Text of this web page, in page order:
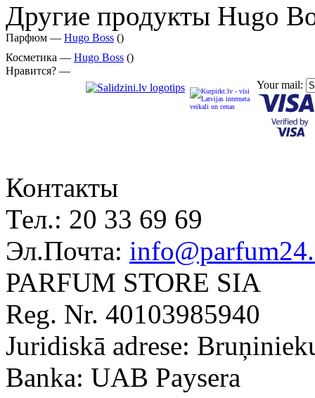
Другие продукты Hugo
Парфюм — Hugo Boss ()
Косметика — Hugo Boss ()
Нравится? —
Your mail:
Контакты
Тел.: 20 33 69 69
Эл.Почта:
PARFUM STORE SIA
Reg. Nr. 40103985940
Juridiskā adrese:
Banka: UAB Paysera